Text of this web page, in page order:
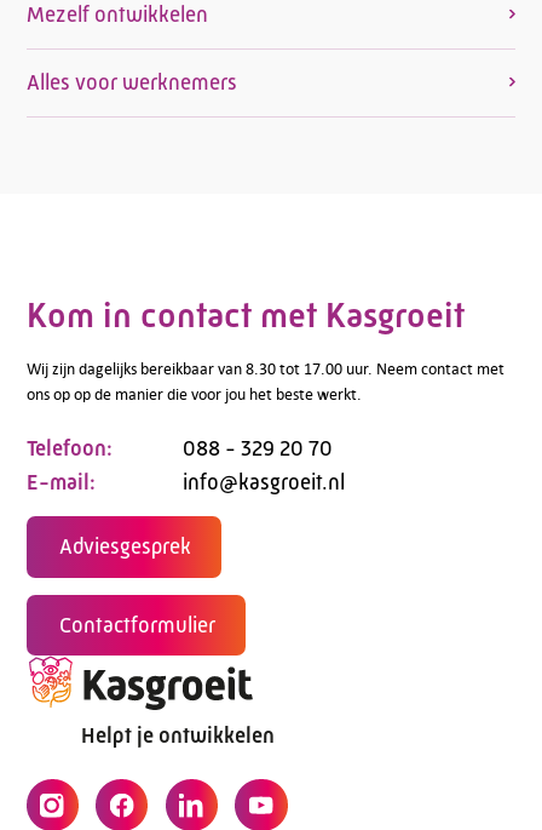
Mezelf ontwikkelen
Alles voor werknemers
Kom in contact met Kasgroeit
Wij zijn dagelijks bereikbaar van 8.30 tot 17.00 uur. Neem contact met
ons op op de manier die voor jou het beste werkt.
Telefoon:
088 - 329 20 70
E-mail:
info@kasgroeit.nl
Adviesgesprek
Contactformulier
Helpt je ontwikkelen